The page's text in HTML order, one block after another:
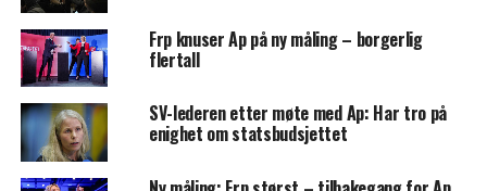
Frp knuser Ap på ny måling – borgerlig
flertall
SV-lederen etter møte med Ap: Har tro på
enighet om statsbudsjettet